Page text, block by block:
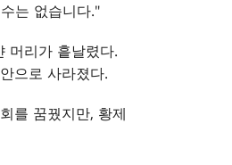
는 없습니다."
머리가 흩날렸다.
으로 사라졌다.
를 꿈꿨지만, 황제